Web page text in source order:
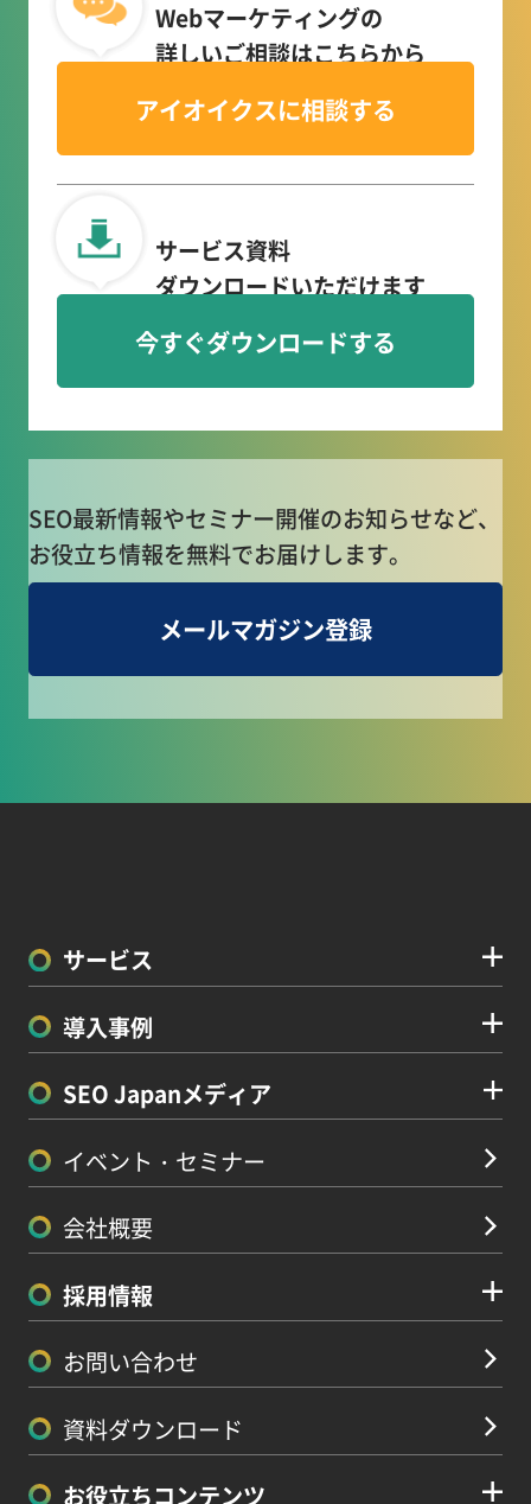
Webマーケティングの
詳しいご相談はこちらから
アイオイクスに相談する
サービス資料
ダウンロードいただけます
今すぐダウンロードする
SEO最新情報やセミナー開催のお知らせなど、
お役立ち情報を無料でお届けします。
メールマガジン登録
サービス
導入事例
SEO Japanメディア
イベント・セミナー
会社概要
採用情報
お問い合わせ
資料ダウンロード
お役立ちコンテンツ